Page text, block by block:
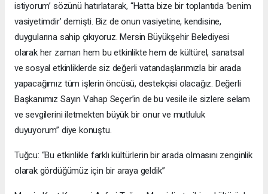
istiyorum’ sözünü hatırlatarak, “Hatta bize bir toplantıda ‘benim
vasiyetimdir’ demişti. Biz de onun vasiyetine, kendisine,
duygularına sahip çıkıyoruz. Mersin Büyükşehir Belediyesi
olarak her zaman hem bu etkinlikte hem de kültürel, sanatsal
ve sosyal etkinliklerde siz değerli vatandaşlarımızla bir arada
yapacağımız tüm işlerin öncüsü, destekçisi olacağız. Değerli
Başkanımız Sayın Vahap Seçer’in de bu vesile ile sizlere selam
ve sevgilerini iletmekten büyük bir onur ve mutluluk
duyuyorum” diye konuştu.
Tuğcu: “Bu etkinlikle farklı kültürlerin bir arada olmasını zenginlik
olarak gördüğümüz için bir araya geldik”